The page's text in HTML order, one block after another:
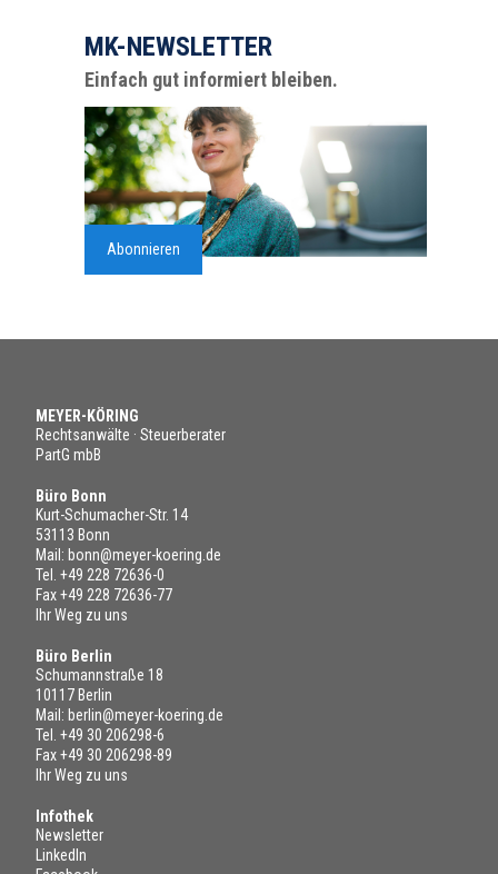
MK-NEWSLETTER
Einfach gut informiert bleiben.
Abonnieren
MEYER-KÖRING
Rechtsanwälte · Steuerberater
PartG mbB
Büro Bonn
Kurt-Schumacher-Str. 14
53113 Bonn
Mail: bonn@meyer-koering.de
Tel. +49 228 72636-0
Fax +49 228 72636-77
Ihr Weg zu uns
Büro Berlin
Schumannstraße 18
10117 Berlin
Mail: berlin@meyer-koering.de
Tel. +49 30 206298-6
Fax +49 30 206298-89
Ihr Weg zu uns
Infothek
Newsletter
LinkedIn